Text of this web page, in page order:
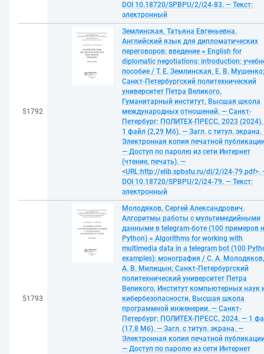
DOI 10.18720/SPBPU/2/i24-83. — Текст:
электронный
51792
Землинская, Татьяна Евгеньевна.
Английский язык для дипломатических
переговоров: введение = English for
diplomatic negotiations: introduction:
пособие / Т. Е. Землинская, Е. В. Мушенко;
Санкт-Петербургский политехнический
университет Петра Великого,
Гуманитарный институт, Высшая школа
международных отношений. — Санкт-
Петербург: ПОЛИТЕХ-ПРЕСС, 2023
1 файл (2,29 Мб). — Загл. с титул. экрана.
Электронная копия печатной
— Доступ по паролю из сети Интернет
(чтение, печать). —
<URL:http://elib.spbstu.ru/dl/2/i24-79.pdf>.
DOI 10.18720/SPBPU/2/i24-79. — Текст:
электронный
51793
Молодяков, Сергей Александрович.
Алгоритмы работы с мультимедийными
данными в telegram-боте (100 примеров
Python) = Algorithms for working with
multimedia data in a telegram bot (100
examples): монография / С. А. Молодяков,
А. В. Милицын; Санкт-Петербургский
политехнический университет Петра
Великого, Институт компьютерных наук
кибербезопасности, Высшая школа
программной инженерии. — Санкт-
Петербург: ПОЛИТЕХ-ПРЕСС, 2024. — 1
(17,8 Мб). — Загл. с титул. экрана. —
Электронная копия печатной
— Доступ по паролю из сети Интернет